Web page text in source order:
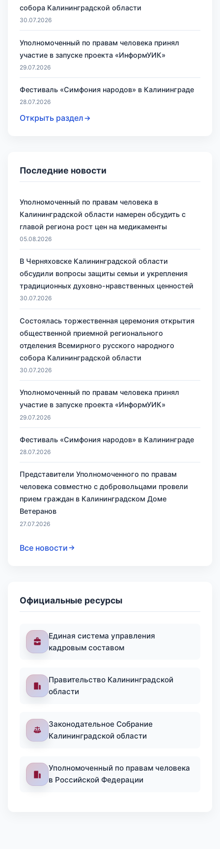
собора Калининградской области
30.07.2026
Уполномоченный по правам человека принял
участие в запуске проекта «ИнформУИК»
29.07.2026
Фестиваль «Симфония народов» в Калининграде
28.07.2026
Открыть раздел
Последние новости
Уполномоченный по правам человека в
Калининградской области намерен обсудить с
главой региона рост цен на медикаменты
05.08.2026
В Черняховске Калининградской области
обсудили вопросы защиты семьи и укрепления
традиционных духовно-нравственных ценностей
30.07.2026
Состоялась торжественная церемония открытия
общественной приемной регионального
отделения Всемирного русского народного
собора Калининградской области
30.07.2026
Уполномоченный по правам человека принял
участие в запуске проекта «ИнформУИК»
29.07.2026
Фестиваль «Симфония народов» в Калининграде
28.07.2026
Представители Уполномоченного по правам
человека совместно с добровольцами провели
прием граждан в Калининградском Доме
Ветеранов
27.07.2026
Все новости
Официальные ресурсы
Единая система управления
кадровым составом
Правительство Калининградской
области
Законодательное Собрание
Калининградской области
Уполномоченный по правам человека
в Российской Федерации